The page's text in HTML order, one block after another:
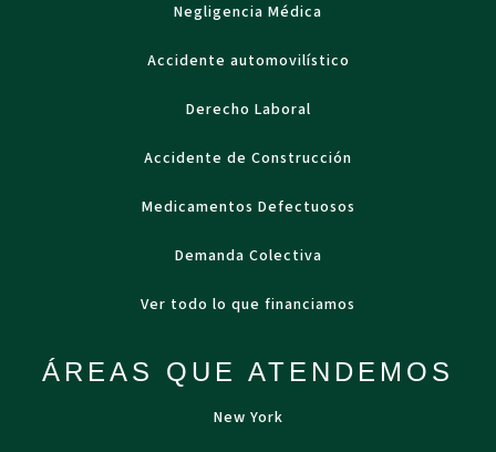
Negligencia Médica
Accidente automovilístico
Derecho Laboral
Accidente de Construcción
Medicamentos Defectuosos
Demanda Colectiva
Ver todo lo que financiamos
ÁREAS QUE ATENDEMOS
New York